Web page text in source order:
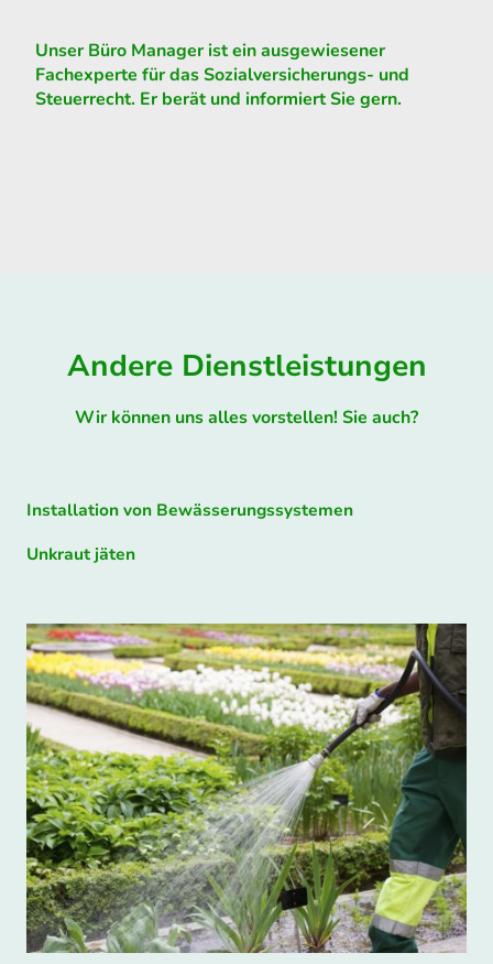
Unser Büro Manager ist ein ausgewiesener
Fachexperte für das Sozialversicherungs- und
Steuerrecht. Er berät und informiert Sie gern.
Andere Dienstleistungen
Wir können uns alles vorstellen! Sie auch?
Installation von Bewässerungssystemen
Unkraut jäten